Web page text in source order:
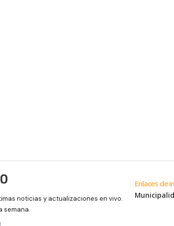
noticias y actualizaciones en vivo.
semana.
Enlaces de